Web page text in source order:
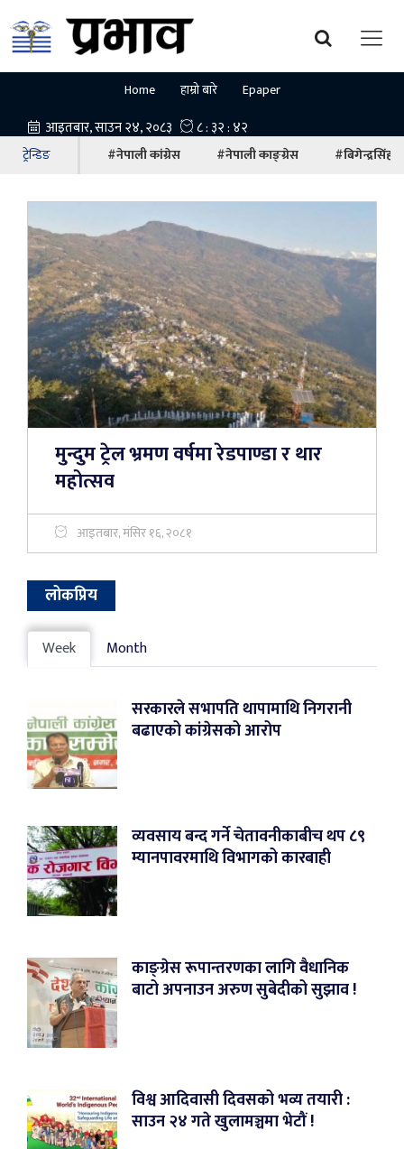
Home हाम्रो बारे Epaper
ट्रेन्डिङ #नेपाली कांग्रेस #नेपाली काङ्ग्रेस #बिगेन्द्रसिंह
मुन्दुम ट्रेल भ्रमण वर्षमा रेडपाण्डा र थार
महोत्सव
आइतबार, मंसिर १६, २०८१
लोकप्रिय
Week Month
सरकारले सभापति थापामाथि निगरानी
बढाएको कांग्रेसको आरोप
व्यवसाय बन्द गर्ने चेतावनीकाबीच थप ८९
म्यानपावरमाथि विभागको कारबाही
काङ्ग्रेस रूपान्तरणका लागि वैधानिक
बाटो अपनाउन अरुण सुबेदीको सुझाव !
विश्व आदिवासी दिवसको भव्य तयारी :
साउन २४ गते खुलामञ्चमा भेटौं !